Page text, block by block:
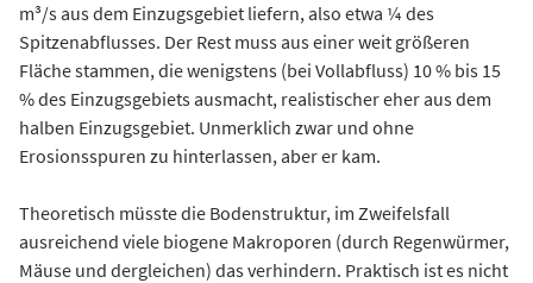
m³/s aus dem Einzugsgebiet liefern, also etwa ¼ des
Spitzenabflusses. Der Rest muss aus einer weit größeren
Fläche stammen, die wenigstens (bei Vollabfluss) 10 % bis 15
% des Einzugsgebiets ausmacht, realistischer eher aus dem
halben Einzugsgebiet. Unmerklich zwar und ohne
Erosionsspuren zu hinterlassen, aber er kam.
Theoretisch müsste die Bodenstruktur, im Zweifelsfall
ausreichend viele biogene Makroporen (durch Regenwürmer,
Mäuse und dergleichen) das verhindern. Praktisch ist es nicht